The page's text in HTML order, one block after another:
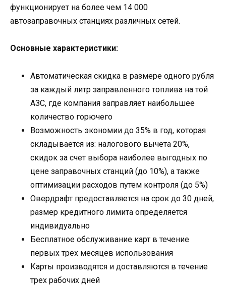
функционирует на более чем 14 000
автозаправочных станциях различных сетей.
Основные характеристики:
Автоматическая скидка в размере одного рубля
за каждый литр заправленного топлива на той
АЗС, где компания заправляет наибольшее
количество горючего
Возможность экономии до 35% в год, которая
складывается из: налогового вычета 20%,
скидок за счет выбора наиболее выгодных по
цене заправочных станций (до 10%), а также
оптимизации расходов путем контроля (до 5%)
Овердрафт предоставляется на срок до 30 дней,
размер кредитного лимита определяется
индивидуально
Бесплатное обслуживание карт в течение
первых трех месяцев использования
Карты производятся и доставляются в течение
трех рабочих дней